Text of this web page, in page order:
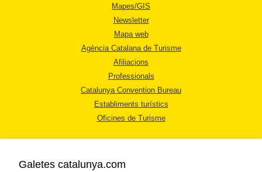
Mapes/GIS
Newsletter
Mapa web
Agència Catalana de Turisme
Afiliacions
Professionals
Catalunya Convention Bureau
Establiments turístics
Oficines de Turisme
Galetes catalunya.com